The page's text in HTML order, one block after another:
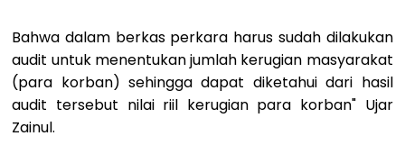
Bahwa dalam berkas perkara harus sudah dilakukan
audit untuk menentukan jumlah kerugian masyarakat
(para korban) sehingga dapat diketahui dari hasil
audit tersebut nilai riil kerugian para korban" Ujar
Zainul.